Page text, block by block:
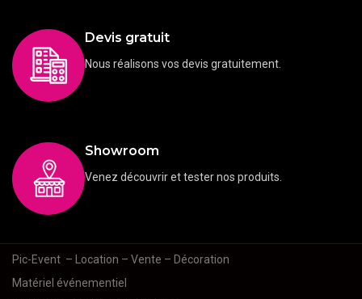
Devis gratuit
Nous réalisons vos devis gratuitement.
Showroom
Venez découvrir et tester nos produits.
Pic-Event – Location – Vente – Décoration
Matériel événementiel